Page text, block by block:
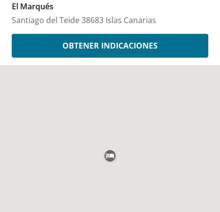
El Marqués
Santiago del Teide 38683 Islas Canarias
OBTENER INDICACIONES